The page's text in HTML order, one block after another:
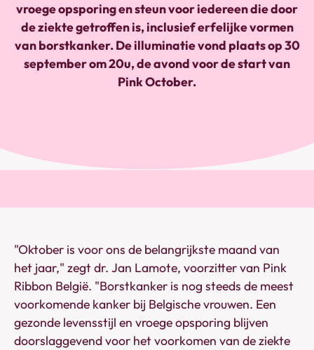
vroege opsporing en steun voor iedereen die door
de ziekte getroffen is, inclusief erfelijke vormen
van borstkanker. De illuminatie vond plaats op 30
september om 20u, de avond voor de start van
Pink October.
"Oktober is voor ons de belangrijkste maand van
het jaar," zegt dr. Jan Lamote, voorzitter van Pink
Ribbon België. "Borstkanker is nog steeds de meest
voorkomende kanker bij Belgische vrouwen. Een
gezonde levensstijl en vroege opsporing blijven
doorslaggevend voor het voorkomen van de ziekte